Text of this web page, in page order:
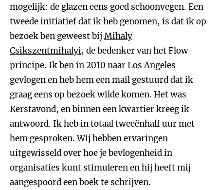
mogelijk: de glazen eens goed schoonvegen. Een
tweede initiatief dat ik heb genomen, is dat ik op
bezoek ben geweest bij Mihaly
Csikszentmihalyi, de bedenker van het Flow-
principe. Ik ben in 2010 naar Los Angeles
gevlogen en heb hem een mail gestuurd dat ik
graag eens op bezoek wilde komen. Het was
Kerstavond, en binnen een kwartier kreeg ik
antwoord. Ik heb in totaal tweeënhalf uur met
hem gesproken. Wij hebben ervaringen
uitgewisseld over hoe je bevlogenheid in
organisaties kunt stimuleren en hij heeft mij
aangespoord een boek te schrijven.